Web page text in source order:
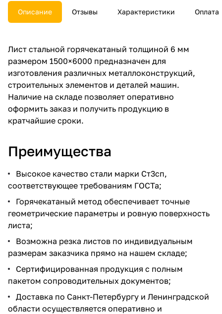
Описание Отзывы Характеристики Оплата
Лист стальной горячекатаный толщиной 6 мм
размером 1500×6000 предназначен для
изготовления различных металлоконструкций,
строительных элементов и деталей машин.
Наличие на складе позволяет оперативно
оформить заказ и получить продукцию в
кратчайшие сроки.
Преимущества
Высокое качество стали марки Ст3сп,
соответствующее требованиям ГОСТа;
Горячекатаный метод обеспечивает точные
геометрические параметры и ровную поверхность
листа;
Возможна резка листов по индивидуальным
размерам заказчика прямо на нашем складе;
Сертифицированная продукция с полным
пакетом сопроводительных документов;
Доставка по Санкт-Петербургу и Ленинградской
области осуществляется оперативно и